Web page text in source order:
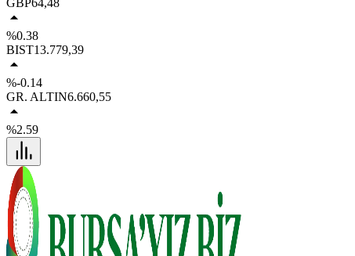
GBP64,48
%0.38
BIST13.779,39
%-0.14
GR. ALTIN6.660,55
%2.59